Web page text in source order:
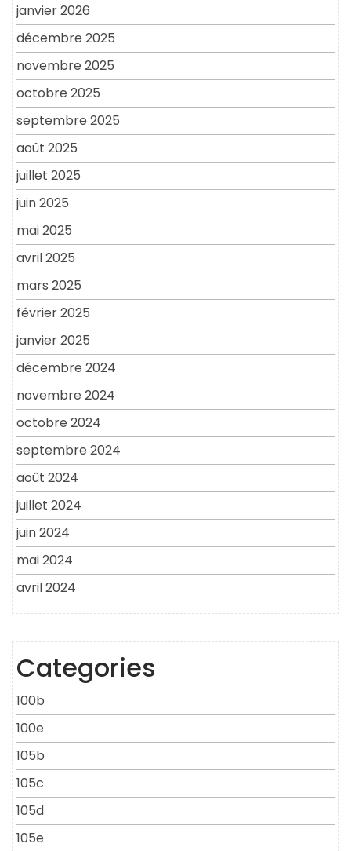
janvier 2026
décembre 2025
novembre 2025
octobre 2025
septembre 2025
août 2025
juillet 2025
juin 2025
mai 2025
avril 2025
mars 2025
février 2025
janvier 2025
décembre 2024
novembre 2024
octobre 2024
septembre 2024
août 2024
juillet 2024
juin 2024
mai 2024
avril 2024
Categories
100b
100e
105b
105c
105d
105e